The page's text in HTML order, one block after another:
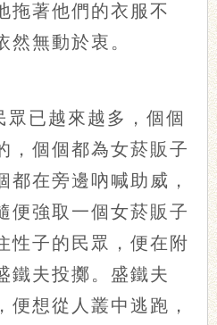
拖著他們的衣服不
然無動於衷。
眾已越來越多，個個
，個個都為女菸販子
都在旁邊吶喊助威，
便強取一個女菸販子
性子的民眾，便在附
鐵夫投擲。盛鐵夫
便想從人叢中逃跑，